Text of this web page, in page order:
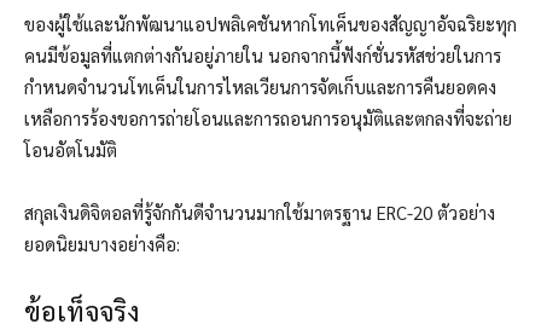
ของผู้ใช้และนักพัฒนาแอปพลิเคชันหากโทเค็นของสัญญาอัจฉริยะทุก
คนมีข้อมูลที่แตกต่างกันอยู่ภายใน นอกจากนี้ฟังก์ชั่นรหัสช่วยในการ
กำหนดจำนวนโทเค็นในการไหลเวียนการจัดเก็บและการคืนยอดคง
เหลือการร้องขอการถ่ายโอนและการถอนการอนุมัติและตกลงที่จะถ่าย
โอนอัตโนมัติ
สกุลเงินดิจิตอลที่รู้จักกันดีจำนวนมากใช้มาตรฐาน ERC-20 ตัวอย่าง
ยอดนิยมบางอย่างคือ:
ข้อเท็จจริง